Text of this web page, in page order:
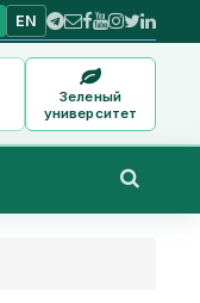
EN
Зеленый
университет